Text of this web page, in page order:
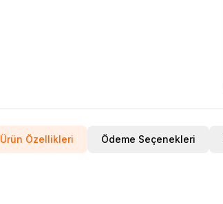
Ürün Özellikleri Ödeme Seçenekleri